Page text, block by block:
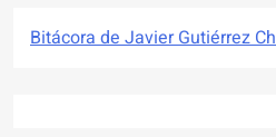
Bitácora de Javier Gutiérrez